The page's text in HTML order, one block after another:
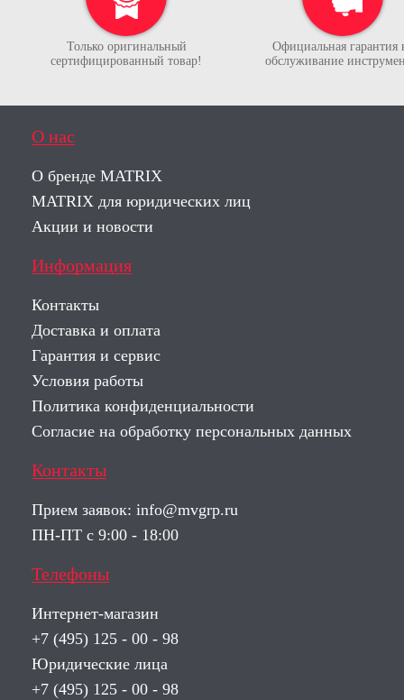
Только оригинальный
сертифицированный товар!
Официальная гарантия
обслуживание
О нас
О бренде MATRIX
MATRIX для юридических лиц
Акции и новости
Информация
Контакты
Доставка и оплата
Гарантия и сервис
Условия работы
Политика конфиденциальности
Согласие на обработку персональных данных
Контакты
Прием заявок: info@mvgrp.ru
ПН-ПТ с 9:00 - 18:00
Телефоны
Интернет-магазин
+7 (495) 125 - 00 - 98
Юридические лица
+7 (495) 125 - 00 - 98